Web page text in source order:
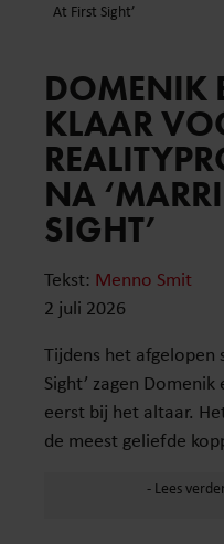
At First Sight’
DOMENIK
KLAAR
NA
SIGHT’
Tekst: Menno Smit
2 juli 2026
Tijdens het afgelopen
Sight’ zagen
eerst bij het altaar.
de meest geliefde